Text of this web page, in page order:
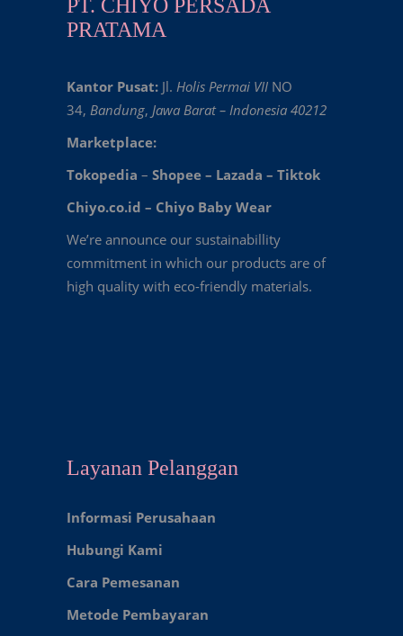
PT. CHIYO PERSADA
PRATAMA
Kantor Pusat: Jl. Holis Permai VII NO
34, Bandung, Jawa Barat – Indonesia 40212
Marketplace:
Tokopedia – Shopee – Lazada – Tiktok
Chiyo.co.id – Chiyo Baby Wear
We’re announce our sustainabillity
commitment in which our products are of
high quality with eco-friendly materials.
Layanan Pelanggan
Informasi Perusahaan
Hubungi Kami
Cara Pemesanan
Metode Pembayaran